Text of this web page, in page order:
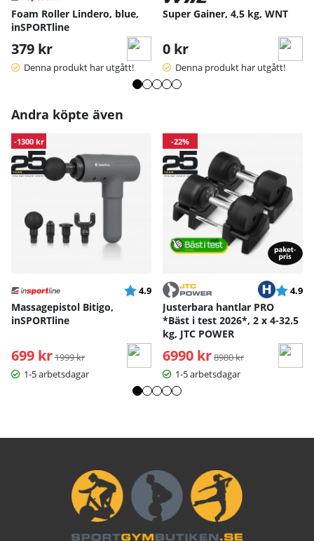
Foam Roller Lindero, blue,
inSPORTline
379 kr
Denna produkt har utgått!
Super Gainer, 4,5 kg, WNT
0 kr
Denna produkt har utgått!
Andra köpte även
-1300 kr
Betyg:
4.9 utav 5 stjärnor
Massagepistol Bitigo,
inSPORTline
699 kr Ordinarie pris:
1999 kr
1-5 arbetsdagar
-22%
Betyg:
4.9
Justerbara hantlar PRO
*Bäst i test 2026*, 2 x 4-32.5
kg, JTC POWER
6990 kr Ordinarie pris:
8980 kr
1-5 arbetsdagar